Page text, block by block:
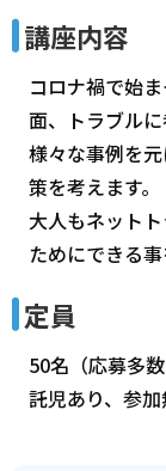
講座内容
コロナ禍で始
面、トラブルに
様々な事例を
策を考えます。
大人もネット
ためにできる
定員
50名（応募多
託児あり、参